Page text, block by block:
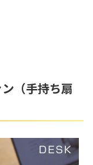
（手持ち扇